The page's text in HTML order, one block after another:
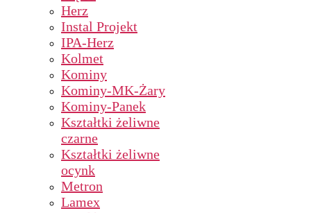
Herz
Instal Projekt
IPA-Herz
Kolmet
Kominy
Kominy-MK-Żary
Kominy-Panek
Kształtki żeliwne
czarne
Kształtki żeliwne
ocynk
Metron
Lamex